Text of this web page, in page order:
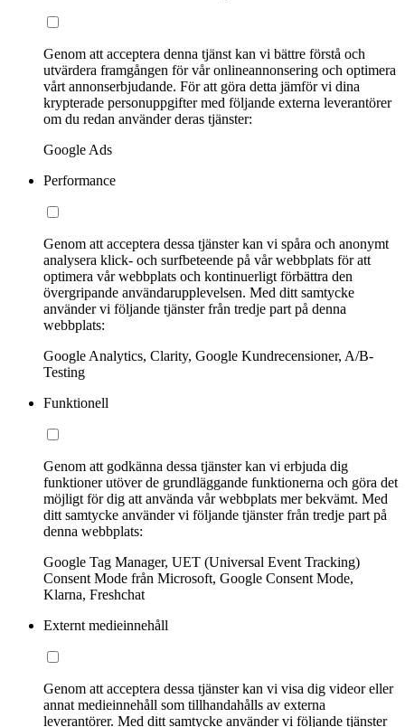
Genom att acceptera denna tjänst kan vi bättre förstå och
utvärdera framgången för vår onlineannonsering och optimera
vårt annonserbjudande. För att göra detta jämför vi dina
krypterade personuppgifter med följande externa leverantörer
om du redan använder deras tjänster:
Google Ads
Performance
Genom att acceptera dessa tjänster kan vi spåra och anonymt
analysera klick- och surfbeteende på vår webbplats för att
optimera vår webbplats och kontinuerligt förbättra den
övergripande användarupplevelsen. Med ditt samtycke
använder vi följande tjänster från tredje part på denna
webbplats:
Google Analytics, Clarity, Google Kundrecensioner, A/B-
Testing
Funktionell
Genom att godkänna dessa tjänster kan vi erbjuda dig
funktioner utöver de grundläggande funktionerna och göra det
möjligt för dig att använda vår webbplats mer bekvämt. Med
ditt samtycke använder vi följande tjänster från tredje part på
denna webbplats:
Google Tag Manager, UET (Universal Event Tracking)
Consent Mode från Microsoft, Google Consent Mode,
Klarna, Freshchat
Externt medieinnehåll
Genom att acceptera dessa tjänster kan vi visa dig videor eller
annat medieinnehåll som tillhandahålls av externa
leverantörer. Med ditt samtycke använder vi följande tjänster